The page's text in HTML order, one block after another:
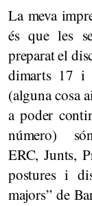
La meva
és que les
preparat el
dimarts 17 i
(alguna cosa
a poder
número)
ERC, Junts,
postures i
majors” de